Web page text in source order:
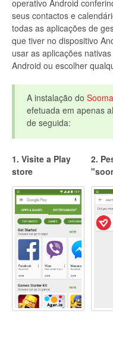
operativo Android
seus contactos e
todas as aplicações de
que tiver no dispositivo
usar as aplicações
Android ou escolher
A instalação do
efetuada em apenas
de seguida:
1. Visite a Play
store
2.